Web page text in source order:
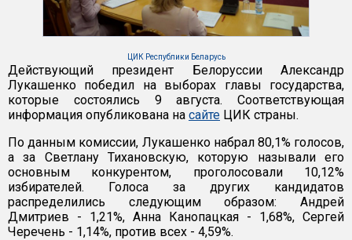
ЦИК Республики Беларусь
Действующий президент Белоруссии Александр
Лукашенко победил на выборах главы государства,
которые состоялись 9 августа. Соответствующая
информация опубликована на сайте ЦИК страны.
По данным комиссии, Лукашенко набрал 80,1% голосов,
а за Светлану Тихановскую, которую называли его
основным конкурентом, проголосовали 10,12%
избирателей. Голоса за других кандидатов
распределились следующим образом: Андрей
Дмитриев - 1,21%, Анна Канопацкая - 1,68%, Сергей
Черечень - 1,14%, против всех - 4,59%.